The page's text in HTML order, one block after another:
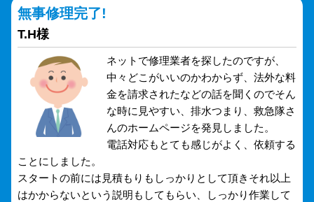
無事修理完了!
T.H様
ネットで修理業者を探したのですが、
中々どこがいいのかわからず、法外な料
金を請求されたなどの話を聞くのでそん
な時に見やすい、排水つまり、救急隊さ
んのホームページを発見しました。
電話対応もとても感じがよく、依頼する
ことにしました。
スタートの前には見積もりもしっかりとして頂きそれ以上
はかからないという説明もしてもらい、しっかり作業して